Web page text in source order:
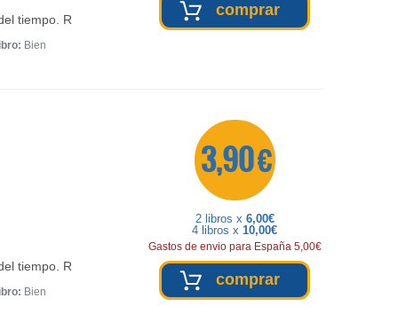
tiempo. R
Bien
comprar
tiempo. R
Bien
3,90 €
2 libros x 6,00€
4 libros x 10,00€
Gastos de envio para España 5,00€
comprar